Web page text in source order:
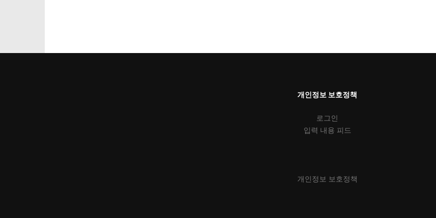
개인정보 보호정책
로그인
입력 내용 피드
개인정보 보호정책